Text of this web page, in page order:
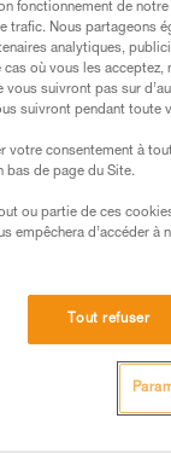
la
fonctionnement de
trafic. Nous partageons
analytiques,
cas où vous les
vous suivront pas sur
suivront pendant toute
votre consentement à
bas de page du Site.
ou partie de ces
empêchera d’accéder à
Tout refuser